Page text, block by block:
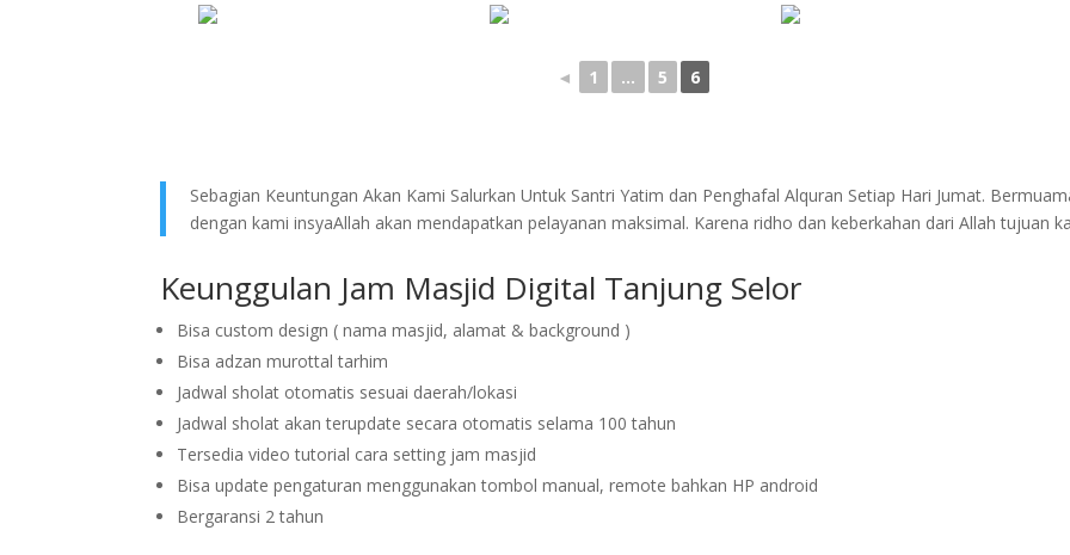
◄ 1 ... 5 6
Sebagian Keuntungan Akan Kami Salurkan Untuk Santri Yatim dan Penghafal Alquran Setiap Hari Jumat.
dengan kami insyaAllah akan mendapatkan pelayanan maksimal. Karena ridho dan keberkahan dari Allah tujuan
Keunggulan Jam Masjid Digital Tanjung Selor
Bisa custom design ( nama masjid, alamat & background )
Bisa adzan murottal tarhim
Jadwal sholat otomatis sesuai daerah/lokasi
Jadwal sholat akan terupdate secara otomatis selama 100 tahun
Tersedia video tutorial cara setting jam masjid
Bisa update pengaturan menggunakan tombol manual, remote bahkan HP android
Bergaransi 2 tahun